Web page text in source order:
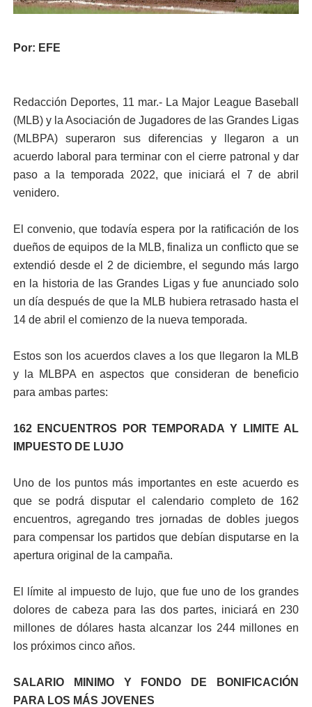
Por: EFE
Redacción Deportes, 11 mar.- La Major League Baseball
(MLB) y la Asociación de Jugadores de las Grandes Ligas
(MLBPA) superaron sus diferencias y llegaron a un
acuerdo laboral para terminar con el cierre patronal y dar
paso a la temporada 2022, que iniciará el 7 de abril
venidero.
El convenio, que todavía espera por la ratificación de los
dueños de equipos de la MLB, finaliza un conflicto que se
extendió desde el 2 de diciembre, el segundo más largo
en la historia de las Grandes Ligas y fue anunciado solo
un día después de que la MLB hubiera retrasado hasta el
14 de abril el comienzo de la nueva temporada.
Estos son los acuerdos claves a los que llegaron la MLB
y la MLBPA en aspectos que consideran de beneficio
para ambas partes:
162 ENCUENTROS POR TEMPORADA Y LIMITE AL
IMPUESTO DE LUJO
Uno de los puntos más importantes en este acuerdo es
que se podrá disputar el calendario completo de 162
encuentros, agregando tres jornadas de dobles juegos
para compensar los partidos que debían disputarse en la
apertura original de la campaña.
El límite al impuesto de lujo, que fue uno de los grandes
dolores de cabeza para las dos partes, iniciará en 230
millones de dólares hasta alcanzar los 244 millones en
los próximos cinco años.
SALARIO MINIMO Y FONDO DE BONIFICACIÓN
PARA LOS MÁS JOVENES